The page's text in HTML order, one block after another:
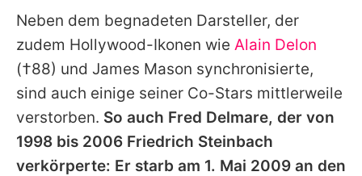
Neben dem begnadeten Darsteller, der
zudem Hollywood-Ikonen wie Alain Delon
(†88) und James Mason synchronisierte,
sind auch einige seiner Co-Stars mittlerweile
verstorben. So auch Fred Delmare, der von
1998 bis 2006 Friedrich Steinbach
verkörperte: Er starb am 1. Mai 2009 an den